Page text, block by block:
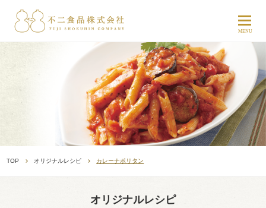
TOP オリジナルレシピ カレーナポリタン
オリジナルレシピ